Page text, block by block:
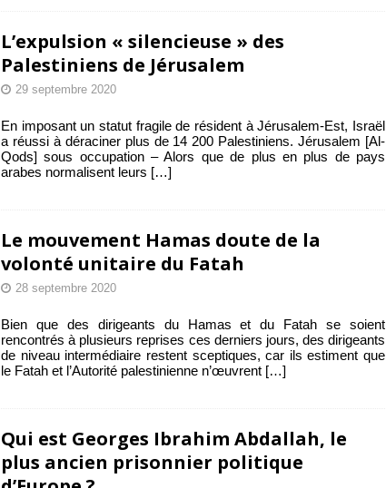
L’expulsion « silencieuse » des
Palestiniens de Jérusalem
29 septembre 2020
En imposant un statut fragile de résident à Jérusalem-Est, Israël
a réussi à déraciner plus de 14 200 Palestiniens. Jérusalem [Al-
Qods] sous occupation – Alors que de plus en plus de pays
arabes normalisent leurs […]
Le mouvement Hamas doute de la
volonté unitaire du Fatah
28 septembre 2020
Bien que des dirigeants du Hamas et du Fatah se soient
rencontrés à plusieurs reprises ces derniers jours, des dirigeants
de niveau intermédiaire restent sceptiques, car ils estiment que
le Fatah et l’Autorité palestinienne n’œuvrent […]
Qui est Georges Ibrahim Abdallah, le
plus ancien prisonnier politique